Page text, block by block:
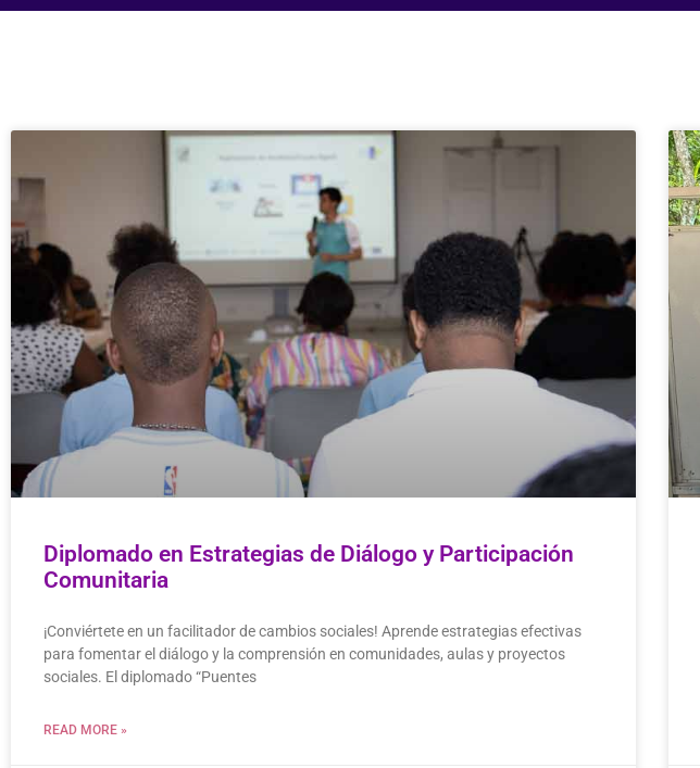
Diplomado en Estrategias de Diálogo y Participación
Comunitaria
¡Conviértete en un facilitador de cambios sociales! Aprende estrategias efectivas
para fomentar el diálogo y la comprensión en comunidades, aulas y proyectos
sociales. El diplomado “Puentes
READ MORE »